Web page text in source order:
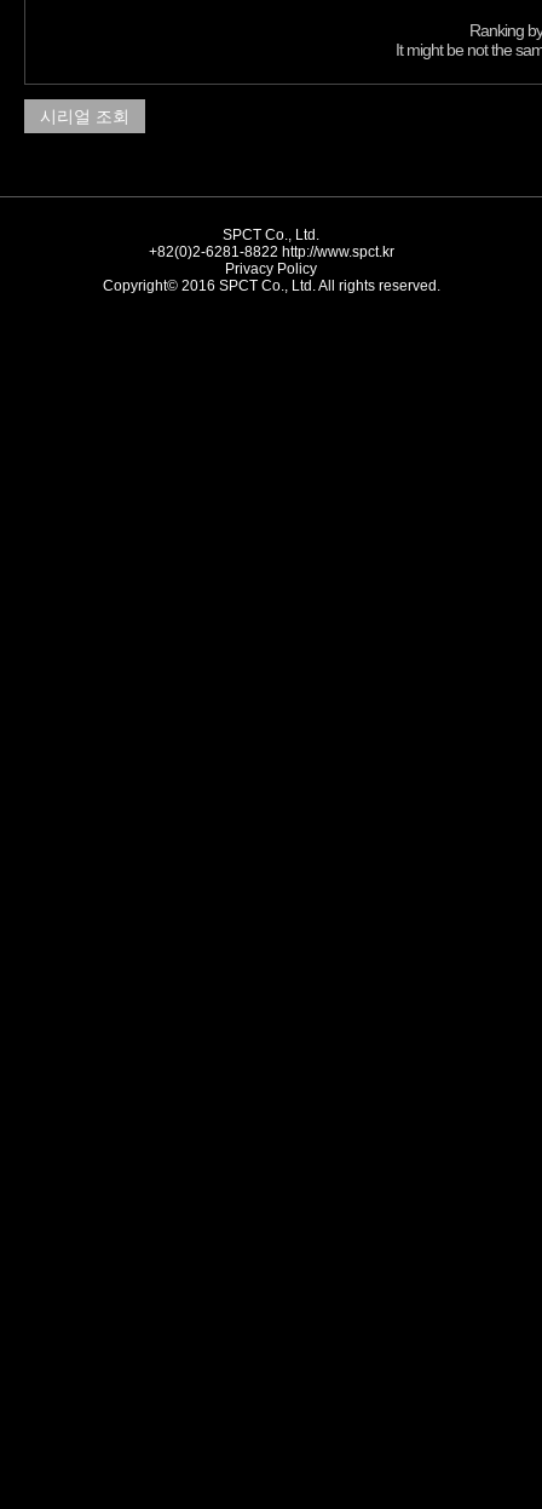
Ranking
It might be not the
시리얼 조회
SPCT Co., Ltd.
+82(0)2-6281-8822 http://www.spct.kr
Privacy Policy
Copyright© 2016 SPCT Co., Ltd. All rights reserved.